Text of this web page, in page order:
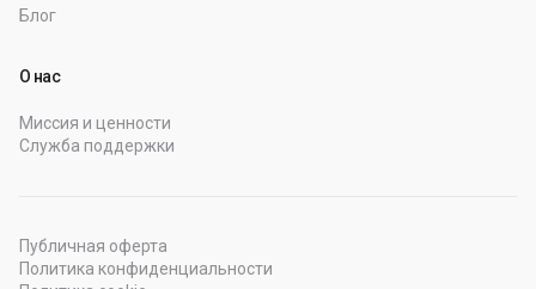
Блог
О нас
Миссия и ценности
Служба поддержки
Публичная оферта
Политика конфиденциальности